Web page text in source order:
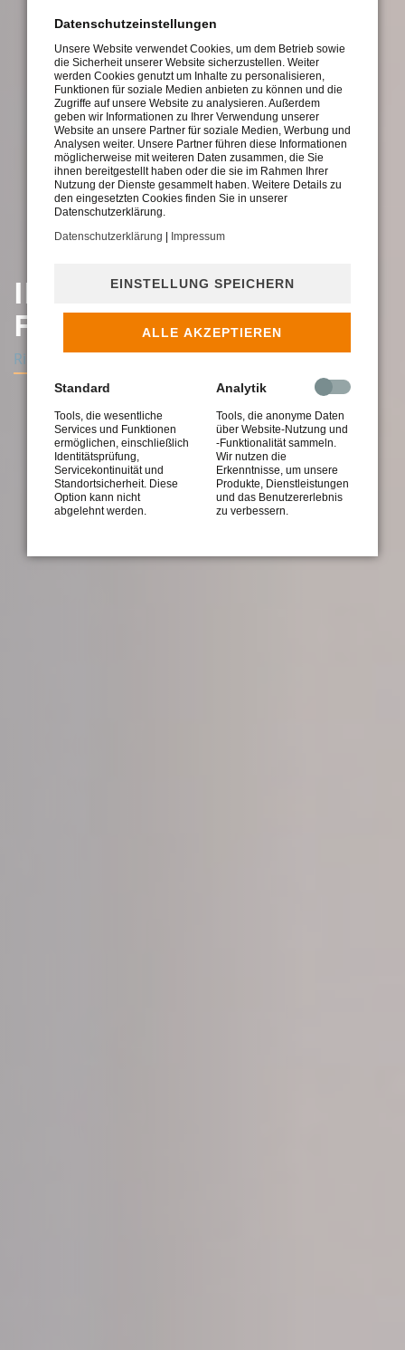
IHR IMMOBILIEN­MAKLER
FÜR RENNINGEN
Richtig beraten, bestens informiert
Datenschutzeinstellungen
Unsere Website verwendet Cookies, um dem Betrieb sowie
die Sicherheit unserer Website sicherzustellen. Weiter
werden Cookies genutzt um Inhalte zu personalisieren,
Funktionen für soziale Medien anbieten zu können und die
Zugriffe auf unsere Website zu analysieren. Außerdem
geben wir Informationen zu Ihrer Verwendung unserer
Website an unsere Partner für soziale Medien, Werbung und
Analysen weiter. Unsere Partner führen diese Informationen
möglicherweise mit weiteren Daten zusammen, die Sie
ihnen bereitgestellt haben oder die sie im Rahmen Ihrer
Nutzung der Dienste gesammelt haben. Weitere Details zu
den eingesetzten Cookies finden Sie in unserer
Datenschutzerklärung.
Datenschutzerklärung | Impressum
EINSTELLUNG SPEICHERN
ALLE AKZEPTIEREN
Standard
Tools, die wesentliche
Services und Funktionen
ermöglichen, einschließlich
Identitätsprüfung,
Servicekontinuität und
Standortsicherheit. Diese
Option kann nicht
abgelehnt werden.
Analytik
Tools, die anonyme Daten
über Website-Nutzung und
-Funktionalität sammeln.
Wir nutzen die
Erkenntnisse, um unsere
Produkte, Dienstleistungen
und das Benutzererlebnis
zu verbessern.